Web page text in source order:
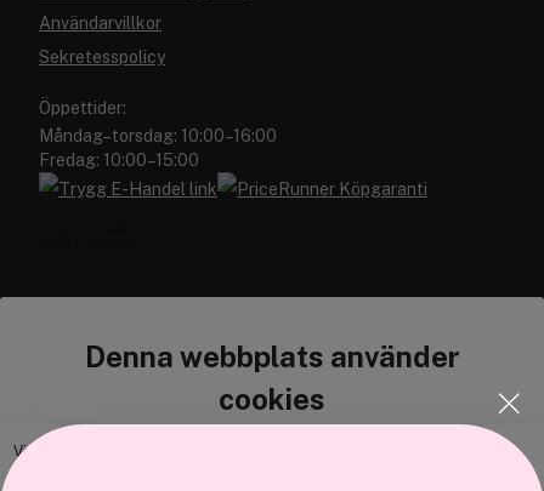
Denna webbplats använder
cookies
Vi använder enhetsidentifierare för att anpassa innehållet och
Användarvillkor
Sekretesspolicy
Öppettider:
Måndag–torsdag: 10:00–16:00
Fredag: 10:00–15:00
Cocopanda.se